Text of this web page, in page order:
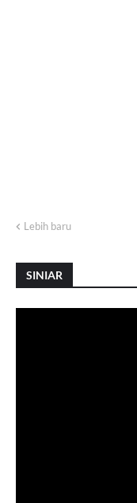
Lebih baru
SINIAR